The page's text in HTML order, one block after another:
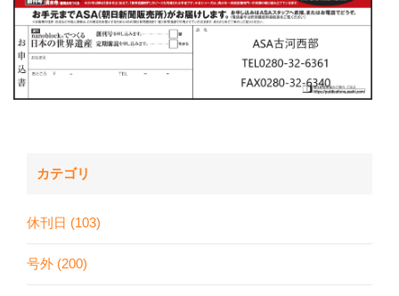
カテゴリ
休刊日 (103)
号外 (200)